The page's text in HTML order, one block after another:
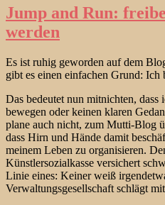
vermisse.
Nicht.
Jump and Run:
werden
Es ist ruhig geworden auf dem
gibt es einen einfachen Grund: Ich
Das bedeutet nun mitnichten,
bewegen oder keinen klaren
plane auch nicht, zum Mutti-Blog
dass Hirn und Hände damit
meinem Leben zu organisieren.
Künstlersozialkasse versichert
Linie eines: Keiner weiß
Verwaltungsgesellschaft schlägt